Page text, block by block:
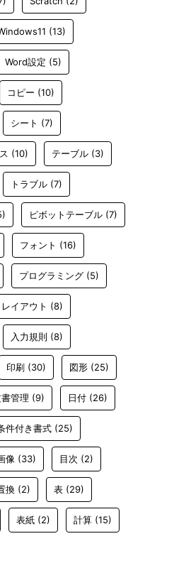
(13)
Word設定 (5)
コピー (10)
シート (7)
(10) テーブル (3)
トラブル (7)
ピボットテーブル (7)
フォント (16)
プログラミング (5)
レイアウト (8)
入力規則 (8)
印刷 (30) 図形 (25)
管理 (9) 日付 (26)
件付き書式 (25)
像 (33) 目次 (2)
換 (2) 表 (29)
表紙 (2) 計算 (15)